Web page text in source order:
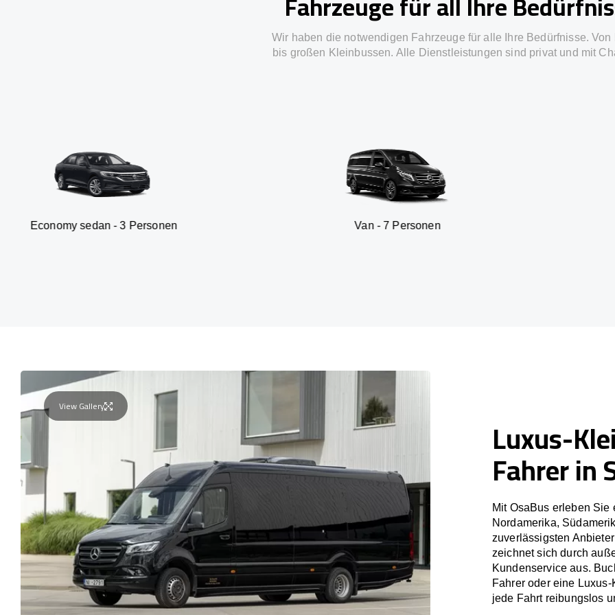
Wir haben die notwendigen Fahrzeuge für alle Ihre Bedürfnisse. Von
bis großen Kleinbussen. Alle Dienstleistungen sind privat und mit
- 3 Personen Van - 7 Personen SUV - 3
View Gallery
Luxus-
Fahrer in
Mit OsaBus erleben
Nordamerika,
zuverlässigsten
zeichnet sich durch
Kundenservice aus.
Fahrer oder eine
jede Fahrt reibungslos